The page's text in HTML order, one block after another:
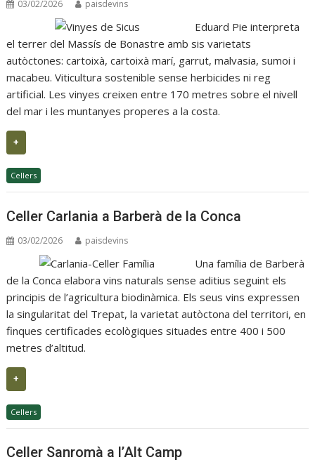
03/02/2026 paisdevins
Eduard Pie interpreta
el terrer del Massís de Bonastre amb sis varietats
autòctones: cartoixà, cartoixà marí, garrut, malvasia, sumoi i
macabeu. Viticultura sostenible sense herbicides ni reg
artificial. Les vinyes creixen entre 170 metres sobre el nivell
del mar i les muntanyes properes a la costa.
+
Cellers
Celler Carlania a Barberà de la Conca
03/02/2026 paisdevins
Una família de Barberà
de la Conca elabora vins naturals sense aditius seguint els
principis de l’agricultura biodinàmica. Els seus vins expressen
la singularitat del Trepat, la varietat autòctona del territori, en
finques certificades ecològiques situades entre 400 i 500
metres d’altitud.
+
Cellers
Celler Sanromà a l’Alt Camp